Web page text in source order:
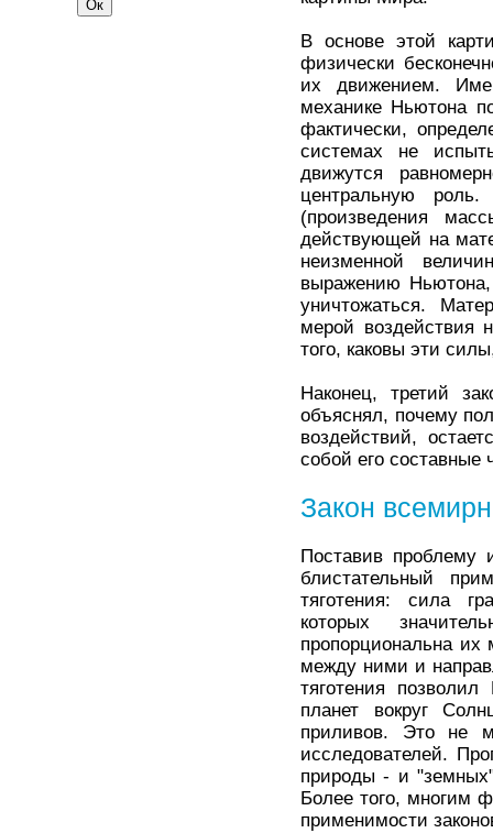
В основе этой
физически
их движением.
механике Ньютона
фактически,
системах не
движутся
центральную
(произведения
действующей на
неизменной
выражению
уничтожаться.
мерой воздействия
того, каковы эти
Наконец, третий
объяснял, почему
воздействий,
собой его составные
Закон
Поставив
блистательный
тяготения: сила
которых
пропорциональна их
между ними и
тяготения
планет вокруг
приливов. Это не
исследователей.
природы - и
Более того, многим
применимости